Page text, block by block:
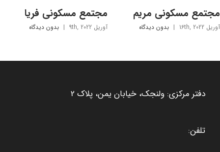
مجتمع مسکونی مریم
آوریل 16th, 2022 | بدون ديدگاه
مجتمع مسکونی فریا
آوریل 9th, 2022 | بدون ديدگاه
دفتر مرکزی: ولنجک، خیابان یمن، پلاک 2
تلفن: